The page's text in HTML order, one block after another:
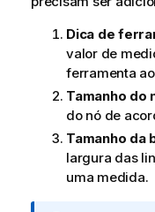
Dica de
valor de
ferramenta
Tamanho do
do nó de
Tamanho da
largura das
uma medida.